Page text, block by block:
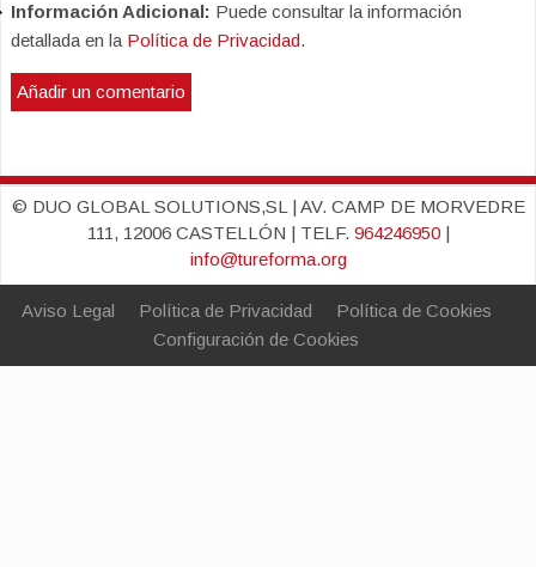
Información Adicional: Puede consultar la información
detallada en la Política de Privacidad.
© DUO GLOBAL SOLUTIONS,SL | AV. CAMP DE MORVEDRE
111, 12006 CASTELLÓN | TELF. 964246950|
info@tureforma.org
Aviso Legal Política de Privacidad
Política de Cookies
Configuración de Cookies